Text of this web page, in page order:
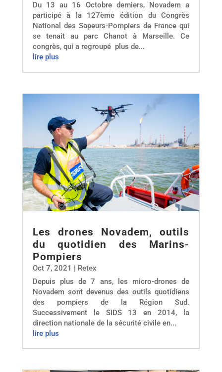
Du 13 au 16 Octobre derniers, Novadem a
participé à la 127ème édition du Congrès
National des Sapeurs-Pompiers de France qui
se tenait au parc Chanot à Marseille. Ce
congrès, qui a regroupé plus de...
lire plus
Les drones Novadem, outils
du quotidien des Marins-
Pompiers
Oct 7, 2021 | Retex
Depuis plus de 7 ans, les micro-drones de
Novadem sont devenus des outils quotidiens
des pompiers de la Région Sud.
Successivement le SIDS 13 en 2014, la
direction nationale de la sécurité civile en...
lire plus